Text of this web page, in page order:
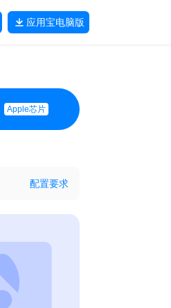
应用宝电脑版
Apple芯片
配置要求